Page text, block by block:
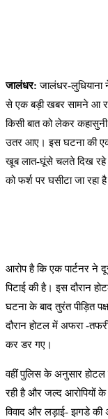
जालंधर:जालंधर-लुधियाना
से एक बड़ी खबर सामने आ
किसी बात को लेकर कहासुनी
उतर आए। इस घटना की एक
खूब लात-घूंसे चलते दिख रहे
को फर्श पर घसीटा जा रहा
आरोप है कि एक पार्टनर ने
पिटाई की है। इस दौरान
घटना के बाद तुरंत पीड़ित
दौरान होटल में अफरा -
कर डर गए।
वहीं पुलिस के अनुसार होटल
रही है और जल्द आरोपियों के
विवाद और लड़ाई- झगडे